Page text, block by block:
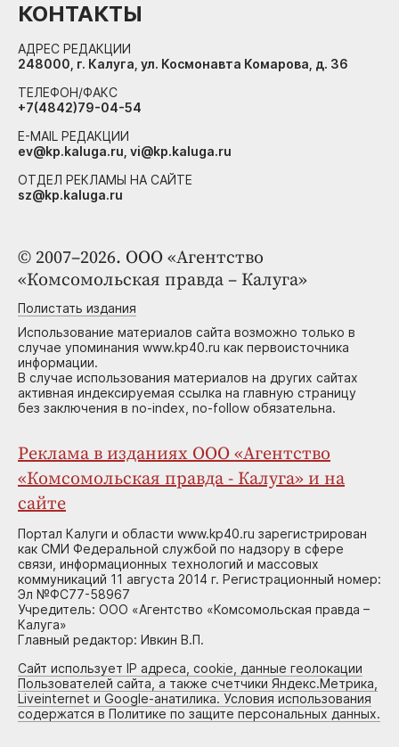
© 2007–2026. ООО «Агентство
«Комсомольская правда – Калуга»
Полистать издания
Использование материалов сайта возможно только в
случае упоминания www.kp40.ru как первоисточника
информации.
В случае использования материалов на других сайтах
активная индексируемая ссылка на главную страницу
без заключения в no-index, no-follow обязательна.
Реклама в изданиях ООО «Агентство
«Комсомольская правда - Калуга» и на
сайте
Портал Калуги и области www.kp40.ru зарегистрирован
как СМИ Федеральной службой по надзору в сфере
связи, информационных технологий и массовых
коммуникаций 11 августа 2014 г. Регистрационный номер:
Эл №ФС77-58967
Учредитель: ООО «Агентство «Комсомольская правда –
Калуга»
Главный редактор: Ивкин В.П.
Сайт использует IP адреса, cookie, данные геолокации
Пользователей сайта, а также счетчики Яндекс.Метрика,
Liveinternet и Google-анатилика. Условия использования
содержатся в Политике по защите персональных данных.
КОНТАКТЫ
АДРЕС РЕДАКЦИИ
248000, г. Калуга, ул. Космонавта Комарова, д. 36
ТЕЛЕФОН/ФАКС
+7(4842)79-04-54
E-MAIL РЕДАКЦИИ
ev@kp.kaluga.ru, vi@kp.kaluga.ru
ОТДЕЛ РЕКЛАМЫ НА САЙТЕ
sz@kp.kaluga.ru